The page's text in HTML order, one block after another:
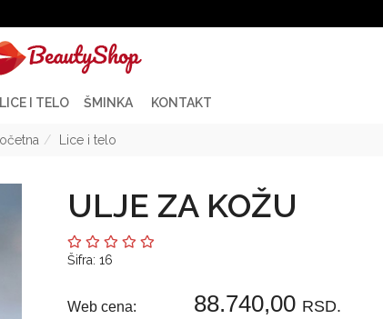
LICE I TELO ŠMINKA KONTAKT
Lice i telo
ULJE ZA KOŽU
Šifra: 16
Web cena: 88.740,00 RSD.